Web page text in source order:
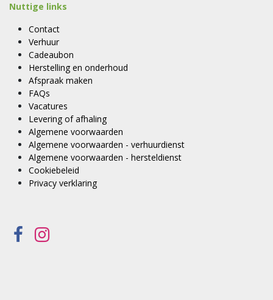
Nuttige links
Contact
Verhuur
Cadeaubon
Herstelling en onderhoud
Afspraak maken
FAQs
Vacatures
Levering of afhaling
Algemene voorwaarden
Algemene voorwaarden - verhuurdienst
Algemene voorwaarden - hersteldienst
Cookiebeleid
Privacy verklaring